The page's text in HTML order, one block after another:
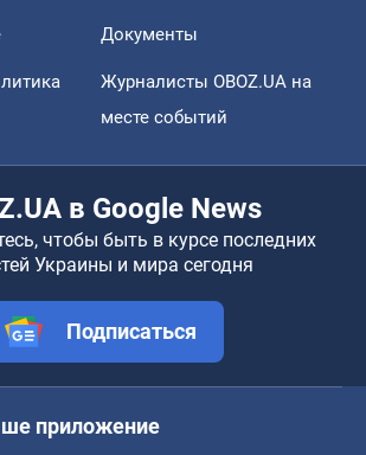
Документы
Журналисты OBOZ.UA на
месте событий
в Google News
чтобы быть в курсе последних
Украины и мира сегодня
Подписаться
приложение